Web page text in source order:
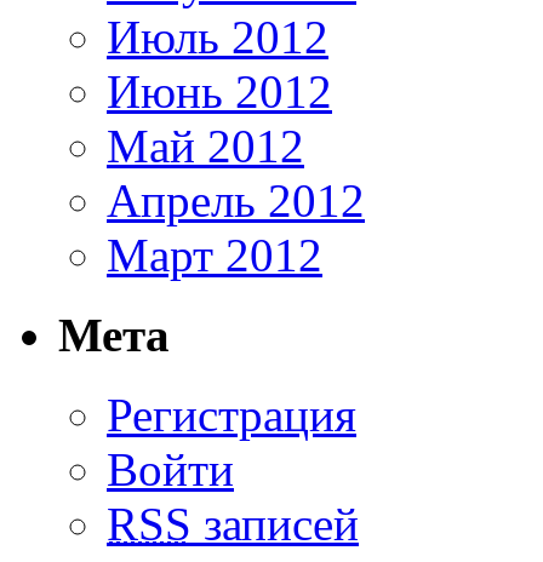
Июль 2012
Июнь 2012
Май 2012
Апрель 2012
Март 2012
Мета
Регистрация
Войти
RSS записей